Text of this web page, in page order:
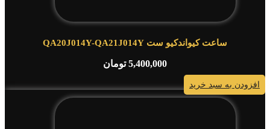
ساعت کیواندکیو ست QA20J014Y-QA21J014Y
5,400,000 تومان
افزودن به سبد خرید